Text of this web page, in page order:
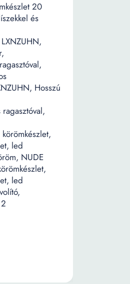
20
és
Hosszú
led
NUDE
led